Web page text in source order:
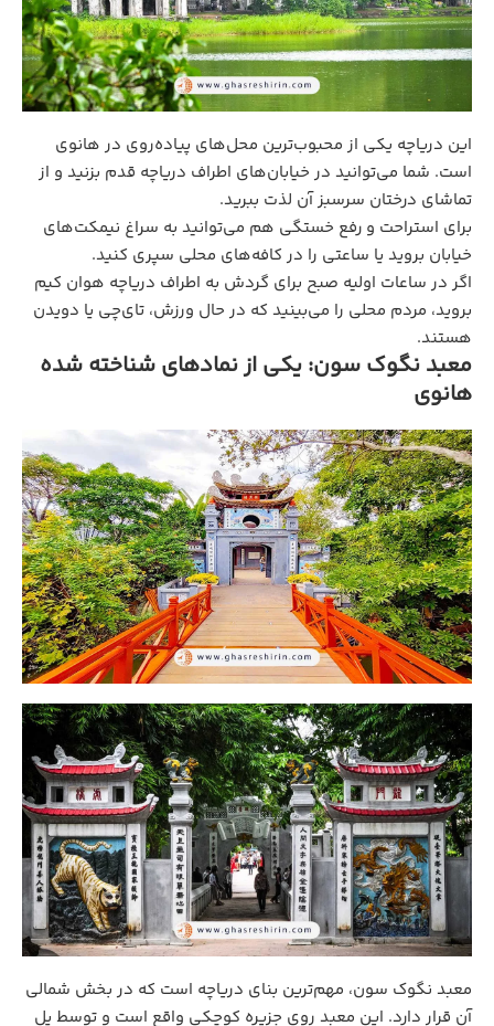
این دریاچه یکی از محبوب‌ترین محل‌های پیاده‌روی در هانوی
است. شما می‌توانید در خیابان‌های اطراف دریاچه قدم بزنید و از
تماشای درختان سرسبز آن لذت ببرید.
برای استراحت و رفع خستگی هم می‌توانید به سراغ نیمکت‌های
خیابان بروید یا ساعتی را در کافه‌های محلی سپری کنید.
اگر در ساعات اولیه صبح برای گردش به اطراف دریاچه هوان کیم
بروید، مردم محلی را می‌بینید که در حال ورزش، تای‌چی یا دویدن
هستند.
معبد نگوک سون: یکی از نمادهای شناخته‌ شده
هانوی
معبد نگوک سون، مهم‌ترین بنای دریاچه است که در بخش شمالی
آن قرار دارد. این معبد روی جزیره کوچکی واقع است و توسط پل